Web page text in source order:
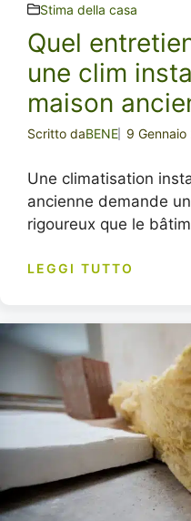
Stima della casa
Quel
une clim
maison
Scritto daBENE 9 Gennaio
Une climatisation
ancienne demande
rigoureux que le
LEGGI TUTTO